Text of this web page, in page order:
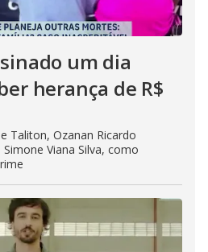
um dia
herança de R$
Taliton, Ozanan Ricardo
Viana Silva, como